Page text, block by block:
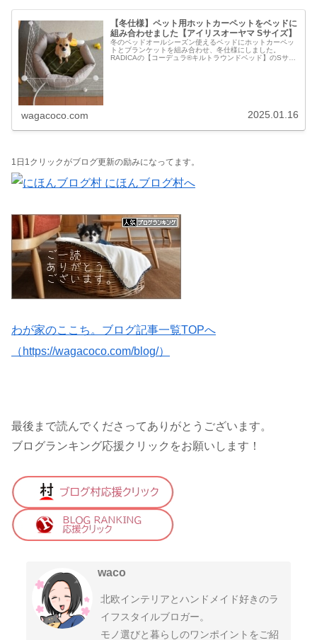
【冬仕様】ペット用ホットカーペットをベッドに
組み合わせました【アイリスオーヤマ Sサイズ】
冬のベッドオールシーズン使えるベッドにホットカーペッ
トとブランケットを組み合わせ、冬仕様にしました。
RADICAの【コーデュラ®キルトラウンドベッド】のSサイ
wagacoco.com 2025.01.16
1日1クリックがブログ更新の励みになってます。
わが家のここち。ブログ記事一覧TOPへ
（https://wagacoco.com/blog/）
最後まで読んでくださってありがとうございます。
ブログランキング応援クリックをお願いします！
waco
北欧インテリアとハンドメイド好きのラ
イフスタイルブロガー。
モノ選びと暮らしのワンポイントをご紹